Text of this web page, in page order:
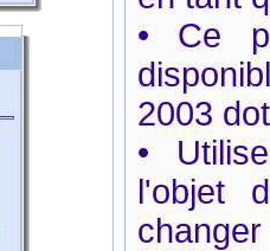
• Ce
2003
•
l'objet